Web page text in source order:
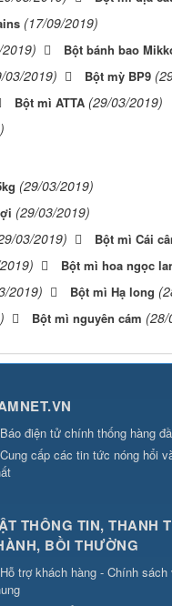
(17/09/2019)
Bột bánh bao
03/2019) Bột mỳ BP9
Bột mì ATTA (29/03/2019)
(29/03/2019)
(29/03/2019)
03/2019) Bột mì Cái
Bột mì hoa ngọc
2019) Bột mì Hạ long
Bột mì nguyên cám (28/
Báo điện tử chính thống hàng
Cung cấp các tin tức nóng hổi
THÔNG TIN, THANH
BỒI THƯỜNG
Hỗ trợ khách hàng - Chính